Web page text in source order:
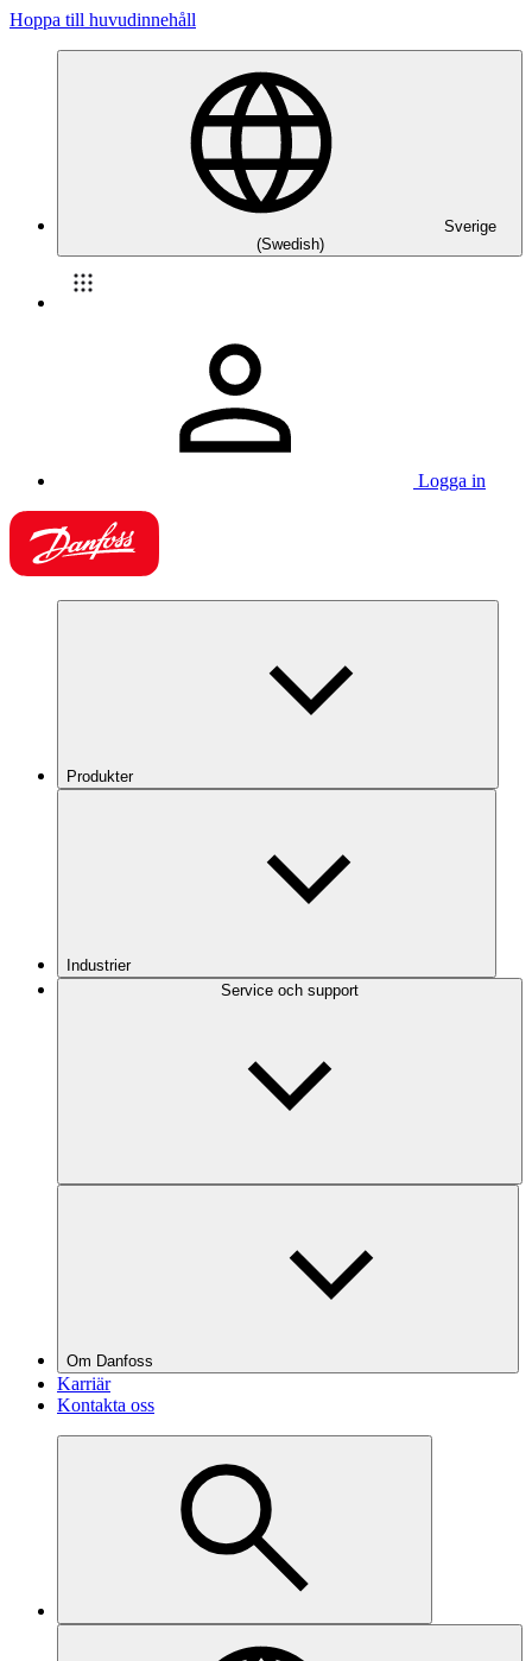
Hoppa till huvudinnehåll
Sverige
(Swedish)
Logga in
Produkter
Industrier
Service och support
Om Danfoss
Karriär
Kontakta oss